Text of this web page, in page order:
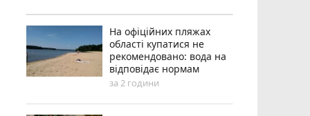
На офіційних пляжах
області купатися не
рекомендовано: вода на
відповідає нормам
за 2 години